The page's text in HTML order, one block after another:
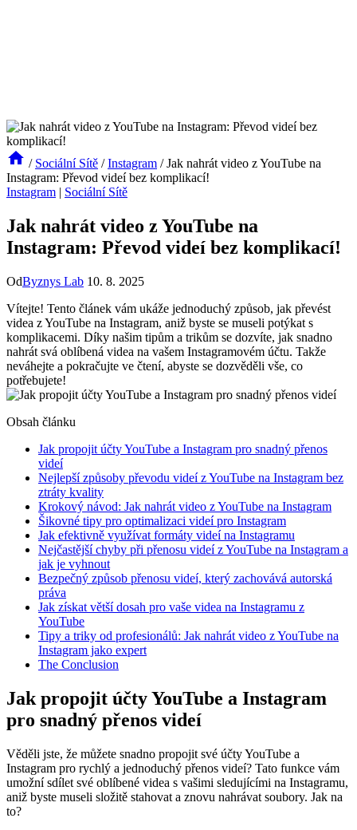
/ Sociální Sítě / Instagram / Jak nahrát video z YouTube na
Instagram: Převod videí bez komplikací!
Instagram | Sociální Sítě
Jak nahrát video z YouTube na
Instagram: Převod videí bez komplikací!
OdByznys Lab 10. 8. 2025
Vítejte! Tento článek vám ukáže jednoduchý způsob, jak převést
videa z YouTube na Instagram, aniž byste se museli potýkat s
komplikacemi. Díky našim tipům a trikům se dozvíte, jak snadno
nahrát svá oblíbená videa na vašem Instagramovém účtu. Takže
neváhejte a pokračujte ve čtení, abyste se dozvěděli vše, co
potřebujete!
Obsah článku
Jak propojit účty YouTube a Instagram pro snadný přenos
videí
Nejlepší způsoby převodu videí z YouTube na Instagram bez
ztráty kvality
Krokový návod: Jak nahrát video z YouTube na Instagram
Šikovné tipy pro optimalizaci videí pro Instagram
Jak efektivně využívat formáty videí na Instagramu
Nejčastější chyby při přenosu videí z YouTube na Instagram a
jak je vyhnout
Bezpečný způsob přenosu videí, který zachovává autorská
práva
Jak získat větší dosah pro vaše videa na Instagramu z
YouTube
Tipy a triky od profesionálů: Jak nahrát video z YouTube na
Instagram jako expert
The Conclusion
Jak propojit účty YouTube a Instagram
pro snadný přenos videí
Věděli jste, že můžete snadno propojit své účty YouTube a
Instagram pro rychlý a jednoduchý přenos videí? Tato funkce vám
umožní sdílet své oblíbené videa s vašimi sledujícími na Instagramu,
aniž byste museli složitě stahovat a znovu nahrávat soubory. Jak na
to?